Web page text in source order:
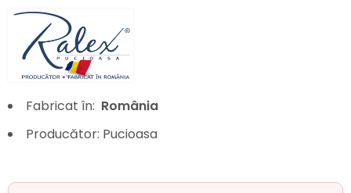
Fabricat în: România
Producător: Pucioasa